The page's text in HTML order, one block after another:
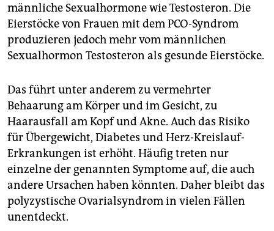
männliche Sexualhormone wie Tes­tosteron. Die
Eierstöcke von Frauen mit dem PCO-Syndrom
produzieren jedoch mehr vom männlichen
Sexualhormon Testosteron als gesunde Eierstöcke.
Das führt unter anderem zu vermehrter
Behaarung am Körper und im Gesicht, zu
Haarausfall am Kopf und Akne. Auch das Risiko
für Übergewicht, Diabetes und Herz-Kreislauf-
Erkrankungen ist erhöht. Häufig treten nur
einzelne der genannten Symptome auf, die auch
andere Ursachen haben könnten. Daher bleibt das
polyzystische Ovarialsyndrom in vielen Fällen
unentdeckt.